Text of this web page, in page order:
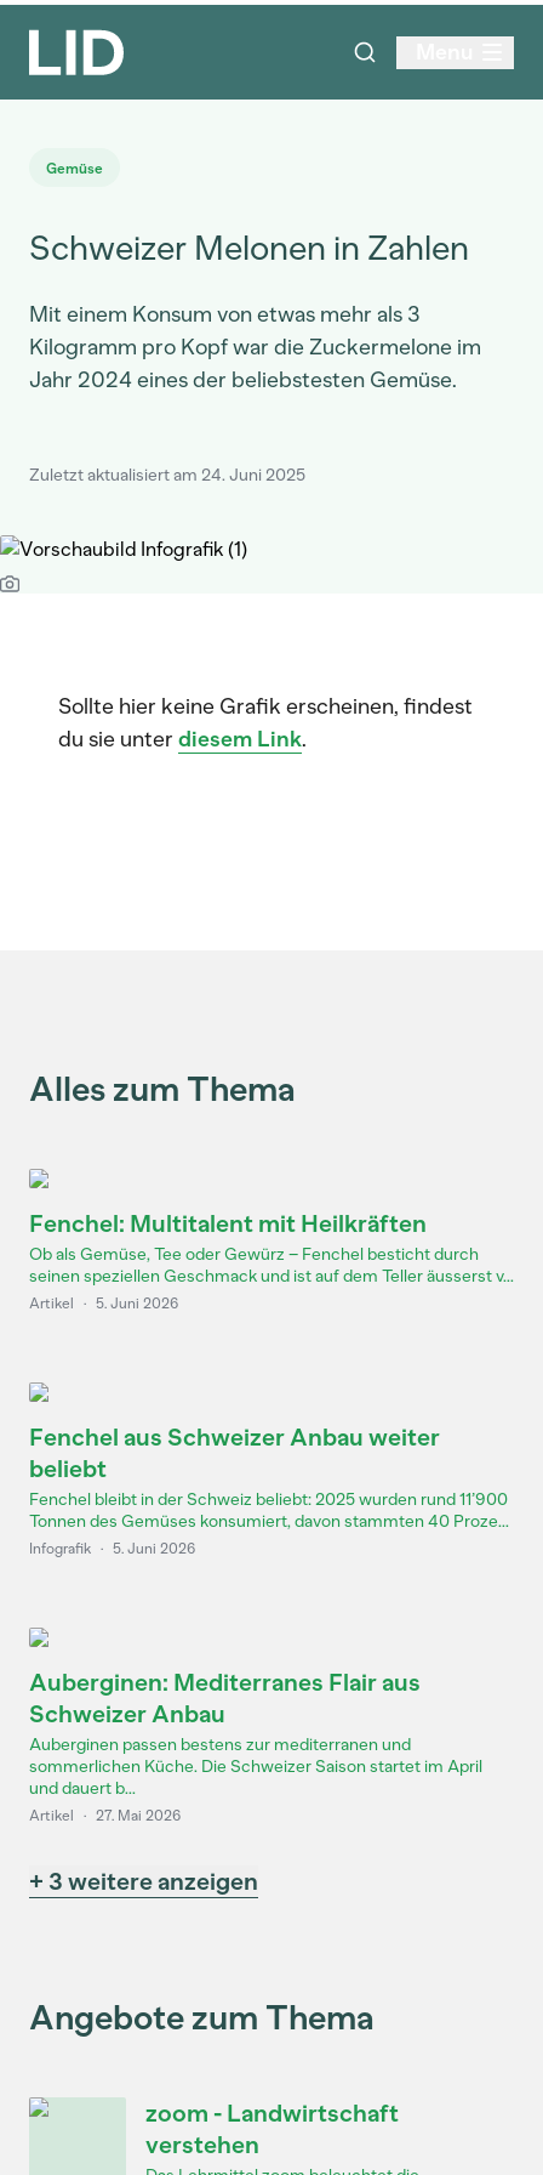
Gemüse
Schweizer Melonen in Zahlen
Mit einem Konsum von etwas mehr als 3
Kilogramm pro Kopf war die Zuckermelone im
Jahr 2024 eines der beliebstesten Gemüse.
Zuletzt aktualisiert am 24. Juni 2025
Sollte hier keine Grafik erscheinen, findest
du sie unter diesem Link.
Alles zum Thema
Fenchel: Multitalent mit Heilkräften
Ob als Gemüse, Tee oder Gewürz – Fenchel besticht durch
seinen speziellen Geschmack und ist auf dem Teller äusserst v...
Artikel · 5. Juni 2026
Fenchel aus Schweizer Anbau weiter
beliebt
Fenchel bleibt in der Schweiz beliebt: 2025 wurden rund 11’900
Tonnen des Gemüses konsumiert, davon stammten 40 Proze...
Infografik · 5. Juni 2026
Auberginen: Mediterranes Flair aus
Schweizer Anbau
Auberginen passen bestens zur mediterranen und
sommerlichen Küche. Die Schweizer Saison startet im April
und dauert b...
Artikel · 27. Mai 2026
+ 3 weitere anzeigen
Angebote zum Thema
zoom - Landwirtschaft
verstehen